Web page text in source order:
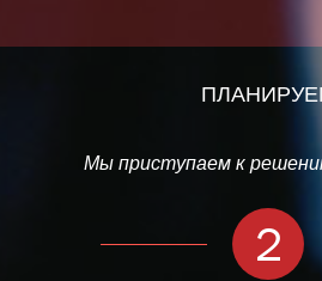
Мы приступаем к
2